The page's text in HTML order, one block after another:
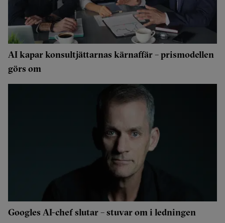
AI kapar konsultjättarnas kärnaffär – prismodellen
görs om
Googles AI-chef slutar – stuvar om i ledningen